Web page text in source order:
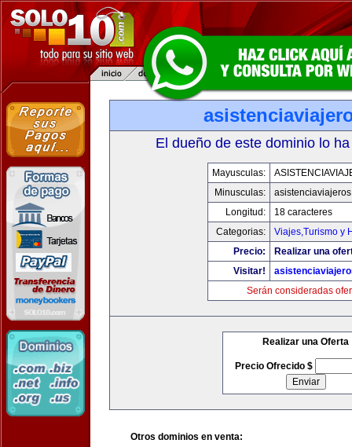
El dueño de este dominio lo
Mayusculas:
Minusculas:
Longitud:
18 caracteres
Categorias:
Viajes,Turismo y
Precio:
Realizar una
Visitar!
Serán consideradas
Realizar una Oferta
Precio Ofrecido $
Otros dominios en venta: